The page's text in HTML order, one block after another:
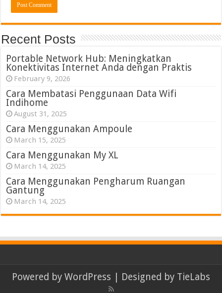
Recent Posts
Portable Network Hub: Meningkatkan
Konektivitas Internet Anda dengan Praktis
February 9, 2026
Cara Membatasi Penggunaan Data Wifi
Indihome
August 31, 2025
Cara Menggunakan Ampoule
March 15, 2025
Cara Menggunakan My XL
March 14, 2025
Cara Menggunakan Pengharum Ruangan
Gantung
March 14, 2025
Powered by WordPress | Designed by TieLabs